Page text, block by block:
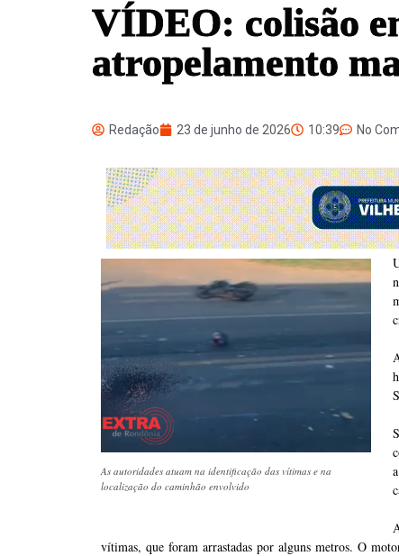
VÍDEO: colisão
atropelamento
Redação 23 de junho de 2026 10:39 No
As autoridades atuam na identificação das vítimas e na
localização do caminhão envolvido
vítimas, que foram arrastadas por alguns metros. O